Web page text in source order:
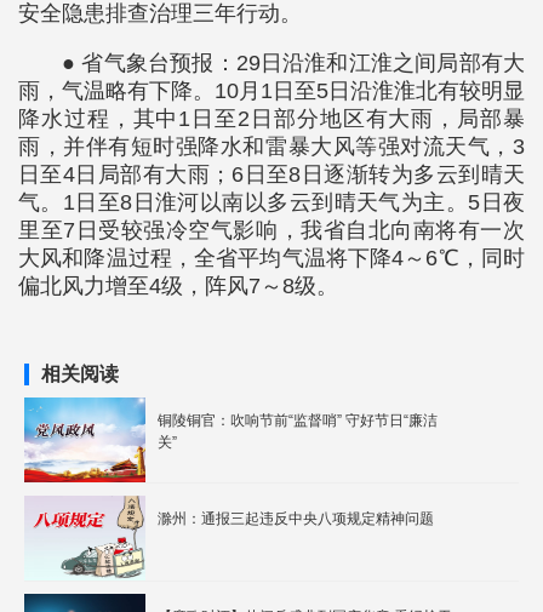
安全隐患排查治理三年行动。
● 省气象台预报：29日沿淮和江淮之间局部有大
雨，气温略有下降。10月1日至5日沿淮淮北有较明显
降水过程，其中1日至2日部分地区有大雨，局部暴
雨，并伴有短时强降水和雷暴大风等强对流天气，3
日至4日局部有大雨；6日至8日逐渐转为多云到晴天
气。1日至8日淮河以南以多云到晴天气为主。5日夜
里至7日受较强冷空气影响，我省自北向南将有一次
大风和降温过程，全省平均气温将下降4～6℃，同时
偏北风力增至4级，阵风7～8级。
相关阅读
铜陵铜官：吹响节前“监督哨” 守好节日“廉洁
关”
滁州：通报三起违反中央八项规定精神问题